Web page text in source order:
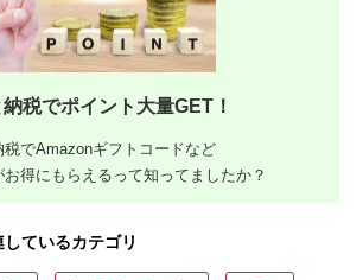
税でポイント大量GET！
税でAmazonギフトコードなど
得にもらえるって知ってましたか？
ているカテゴリ